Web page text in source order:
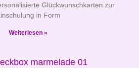
Glückwunschkarten zur
in Form
Weiterlesen »